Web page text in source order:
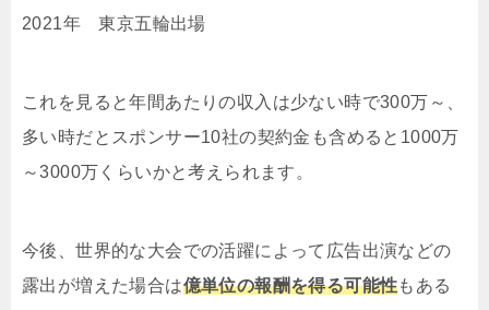
2021年 東京五輪出場
これを見ると年間あたりの収入は少ない時で300万～、
多い時だとスポンサー10社の契約金も含めると1000万
～3000万くらいかと考えられます。
今後、世界的な大会での活躍によって広告出演などの
露出が増えた場合は億単位の報酬を得る可能性もある